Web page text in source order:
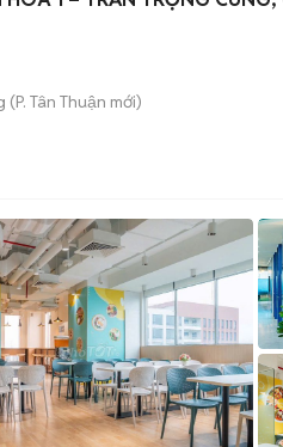
(P. Tân Thuận mới)